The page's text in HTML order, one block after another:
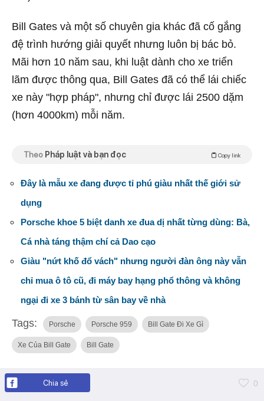
Bill Gates và một số chuyên gia khác đã cố gắng
đệ trình hướng giải quyết nhưng luôn bị bác bỏ.
Mãi hơn 10 năm sau, khi luật dành cho xe triển
lãm được thông qua, Bill Gates đã có thể lái chiếc
xe này "hợp pháp", nhưng chỉ được lái 2500 dặm
(hơn 4000km) mỗi năm.
Theo Pháp luật và bạn đọc Copy link
Đây là mẫu xe đang được tỉ phú giàu nhất thế giới sử
dụng
Porsche khoe 5 biệt danh xe đua dị nhất từng dùng: Bà,
Cá nhà táng thậm chí cả Dao cạo
Giàu "nứt khố đổ vách" nhưng người đàn ông này vẫn
chỉ mua ô tô cũ, đi máy bay hạng phổ thông và không
ngại đi xe 3 bánh từ sân bay về nhà
Tags: Porsche Porsche 959 Bill Gate Đi Xe Gì
Xe Của Bill Gate Bill Gate
Chia sẻ 0